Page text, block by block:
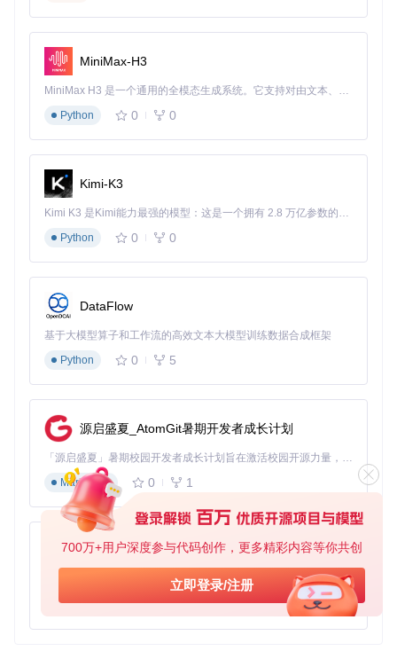
700万+用户深度参与代码创作，更多精彩内容等你共创
立即登录/注册
如果你希望在 iOS 设备上运行 Fast-SRGAN，可以将其转换
为 CoreML 格式。CoreML 是苹果公司推出的机器学习框架，
专门用于在 iOS 和 macOS 设备上运行机器学习模型。
4.3 TensorBoard
在训练过程中，Fast-SRGAN 使用 TensorBoard 来监控训练
进度和模型性能。TensorBoard 是 TensorFlow 的可视化工
具，可以帮助开发者更好地理解和调试模型。
通过以上模块的介绍，你应该能够快速上手并应用 Fast-SRG
AN 项目。希望这篇教程对你有所帮助！
Fast-SRGAN 下载源代码
项目地址：
SRGAN
MiniMax-H3
MiniMax H3 是一个通用的全模态生成系统。它支持对由文本、图像、视频和音频组成的多模态上下文进行统一理解，并能生成分辨率高达 2K、时长可达 15 秒的带原生立体声音频的视频。得益于面向任务泛化的系统设计，H3 在预训练阶段就已具备广泛的多模态上下文理解与生成能力，能够出色地执行复杂的多模态指令。
Python
0 0
Kimi-K3
Kimi K3 是Kimi能力最强的模型：这是一个拥有 2.8 万亿参数的混合专家（MoE）模型，具备原生视觉理解能力，并支持 100 万 token 的上下文窗口。
Python
0 0
DataFlow
基于大模型算子和工作流的高效文本大模型训练数据合成框架
Python
0 5
源启盛夏_AtomGit暑期开发者成长计划
「源启盛夏」暑期校园开发者成长计划旨在激活校园开源力量，通过积分激励、认证扶持、资源倾斜等形式，引导高校组织和开发者完成「入驻 — 建项目 — 做贡献 — 获认证 — 得资源」的完整闭环。无论你是想带领社团入驻平台的组织者，还是希望用代码贡献证明自己的开发者，都能在这里找到属于你的成长路径。
Markdown
0 1
py-xiaozhi
基于Python的Xiaozhi AI，适用于想要完整Xiaozhi体验而无需拥有专用硬件的用户。
Python
0 1